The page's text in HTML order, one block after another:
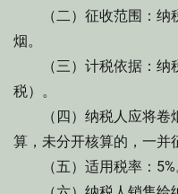
（二）征收范围：纳
烟。
（三）计税依据：纳
税）。
（四）纳税人应将卷
算，未分开核算的，一并
（五）适用税率：5%